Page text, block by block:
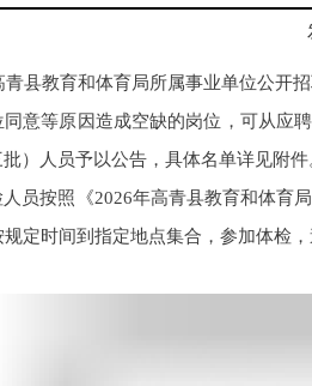
青县教育和体育局所属事业单位公开
同意等原因造成空缺的岗位，可从应
）人员予以公告，具体名单详见附件
员按照《2026年高青县教育和体育
规定时间到指定地点集合，参加体检